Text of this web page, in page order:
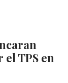
TPS en